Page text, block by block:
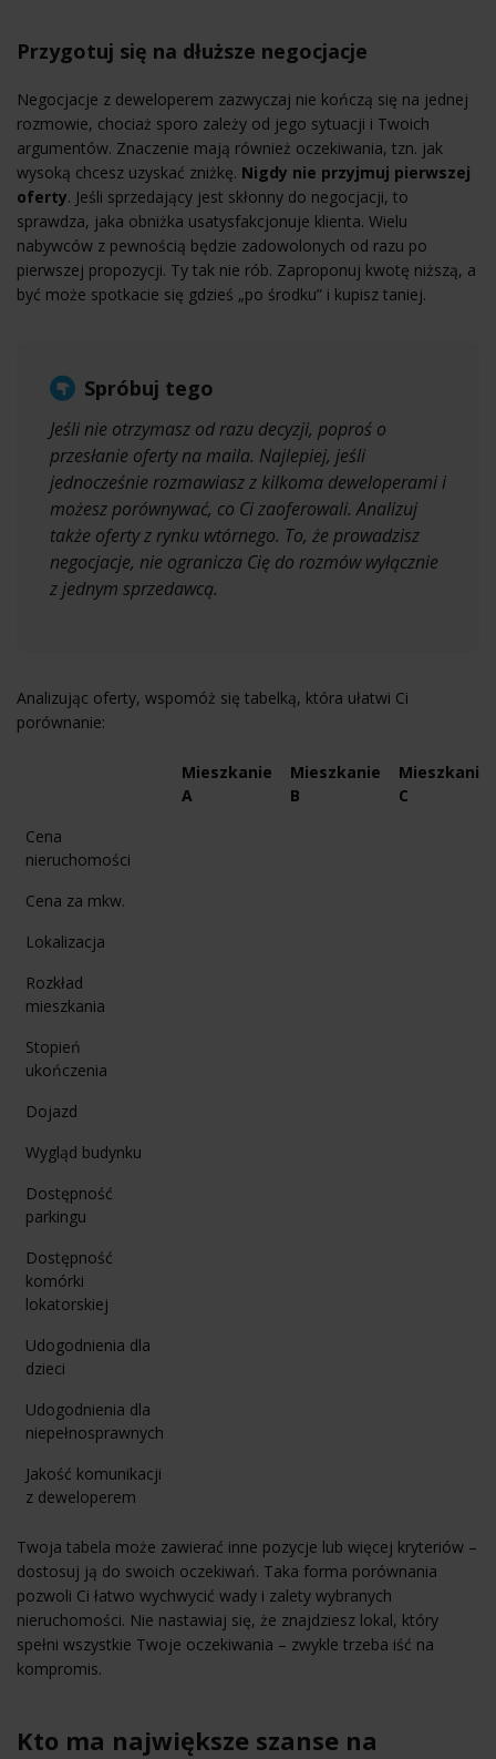
Przygotuj się na dłuższe negocjacje
Negocjacje z deweloperem zazwyczaj nie kończą się na jednej
rozmowie, chociaż sporo zależy od jego sytuacji i Twoich
argumentów. Znaczenie mają również oczekiwania, tzn. jak
wysoką chcesz uzyskać zniżkę. Nigdy nie przyjmuj pierwszej
oferty. Jeśli sprzedający jest skłonny do negocjacji, to
sprawdza, jaka obniżka usatysfakcjonuje klienta. Wielu
nabywców z pewnością będzie zadowolonych od razu po
pierwszej propozycji. Ty tak nie rób. Zaproponuj kwotę niższą, a
być może spotkacie się gdzieś „po środku” i kupisz taniej.
Spróbuj tego
Jeśli nie otrzymasz od razu decyzji, poproś o
przesłanie oferty na maila. Najlepiej, jeśli
jednocześnie rozmawiasz z kilkoma deweloperami i
możesz porównywać, co Ci zaoferowali. Analizuj
także oferty z rynku wtórnego. To, że prowadzisz
negocjacje, nie ogranicza Cię do rozmów wyłącznie
z jednym sprzedawcą.
Analizując oferty, wspomóż się tabelką, która ułatwi Ci
porównanie:
Mieszkanie
A
Mieszkanie
B
Mieszkanie
C
Cena
nieruchomości
Cena za mkw.
Lokalizacja
Rozkład
mieszkania
Stopień
ukończenia
Dojazd
Wygląd budynku
Dostępność
parkingu
Dostępność
komórki
lokatorskiej
Udogodnienia dla
dzieci
Udogodnienia dla
niepełnosprawnych
Jakość komunikacji
z deweloperem
Twoja tabela może zawierać inne pozycje lub więcej kryteriów –
dostosuj ją do swoich oczekiwań. Taka forma porównania
pozwoli Ci łatwo wychwycić wady i zalety wybranych
nieruchomości. Nie nastawiaj się, że znajdziesz lokal, który
spełni wszystkie Twoje oczekiwania – zwykle trzeba iść na
kompromis.
Kto ma największe szanse na